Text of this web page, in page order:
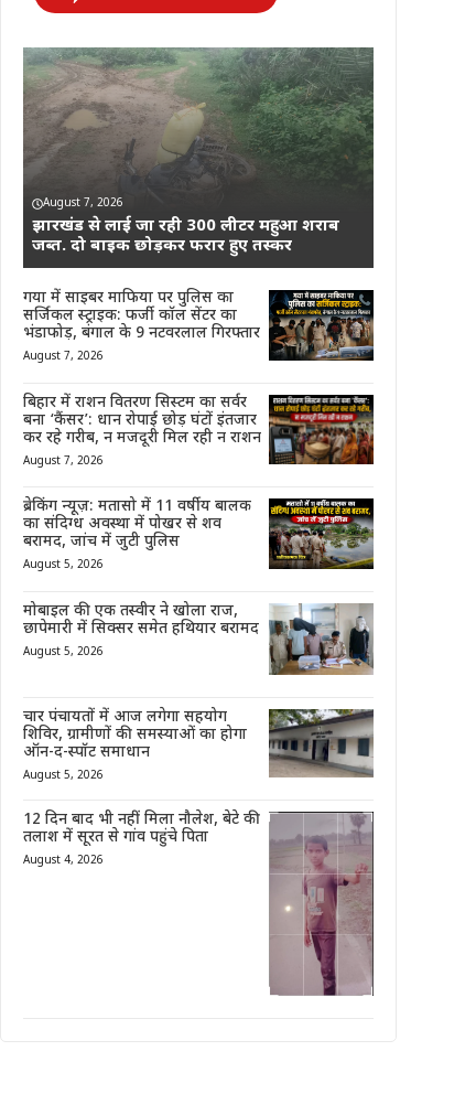
August 7, 2026
झारखंड से लाई जा रही 300 लीटर महुआ शराब
जब्त. दो बाइक छोड़कर फरार हुए तस्कर
गया में साइबर माफिया पर पुलिस का
सर्जिकल स्ट्राइक: फर्जी कॉल सेंटर का
भंडाफोड़, बंगाल के 9 नटवरलाल गिरफ्तार
August 7, 2026
बिहार में राशन वितरण सिस्टम का सर्वर
बना ‘कैंसर’: धान रोपाई छोड़ घंटों इंतजार
कर रहे गरीब, न मजदूरी मिल रही न राशन
August 7, 2026
ब्रेकिंग न्यूज़: मतासो में 11 वर्षीय बालक
का संदिग्ध अवस्था में पोखर से शव
बरामद, जांच में जुटी पुलिस
August 5, 2026
मोबाइल की एक तस्वीर ने खोला राज,
छापेमारी में सिक्सर समेत हथियार बरामद
August 5, 2026
चार पंचायतों में आज लगेगा सहयोग
शिविर, ग्रामीणों की समस्याओं का होगा
ऑन-द-स्पॉट समाधान
August 5, 2026
12 दिन बाद भी नहीं मिला नौलेश, बेटे की
तलाश में सूरत से गांव पहुंचे पिता
August 4, 2026